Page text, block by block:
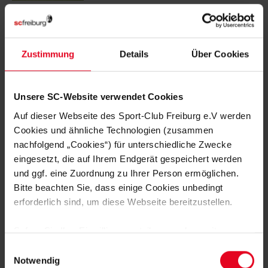
Zustimmung Details Über Cookies
Unsere SC-Website verwendet Cookies
Auf dieser Webseite des Sport-Club Freiburg e.V werden
Cookies und ähnliche Technologien (zusammen
nachfolgend „Cookies“) für unterschiedliche Zwecke
eingesetzt, die auf Ihrem Endgerät gespeichert werden
und ggf. eine Zuordnung zu Ihrer Person ermöglichen.
Bitte beachten Sie, dass einige Cookies unbedingt
erforderlich sind, um diese Webseite bereitzustellen.
Daten von Ihnen (z.B. persönlichen Identifikatoren oder
Notwendig
MIT VORFREUDE ZUM AUFTAKT IN
AALEN
FRAUEN & MÄDCHEN 07.08.2026
06.08.2026
DOPPELTE PREMIERE: BRUNOLD UND
VINCZE TREFFEN BEIM TEST
BILDERGALERIEN
DIE BILDER ZUM 2:1-TESTSPIEL-